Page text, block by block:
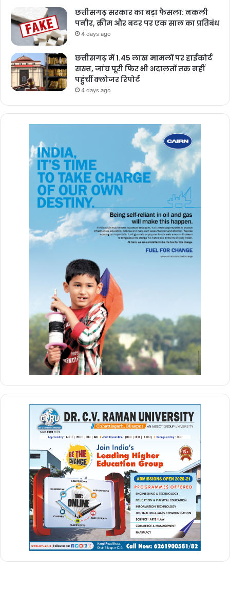
छत्तीसगढ़ सरकार का बड़ा फैसला: नकली
पनीर, क्रीम और बटर पर एक साल का प्रतिबंध
4 days ago
छत्तीसगढ़ में 1.45 लाख मामलों पर हाईकोर्ट
सख्त, जांच पूरी फिर भी अदालतों तक नहीं
पहुंचीं क्लोजर रिपोर्ट
4 days ago